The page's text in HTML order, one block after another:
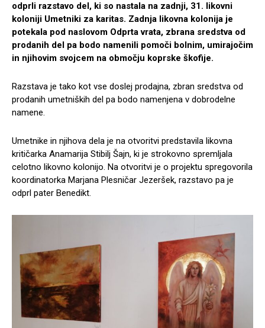
odprli razstavo del, ki so nastala na zadnji, 31. likovni
koloniji Umetniki za karitas. Zadnja likovna kolonija je
potekala pod naslovom Odprta vrata, zbrana sredstva od
prodanih del pa bodo namenili pomoči bolnim, umirajočim
in njihovim svojcem na območju koprske škofije.
Razstava je tako kot vse doslej prodajna, zbran sredstva od
prodanih umetniških del pa bodo namenjena v dobrodelne
namene.
Umetnike in njihova dela je na otvoritvi predstavila likovna
kritičarka Anamarija Stibilj Šajn, ki je strokovno spremljala
celotno likovno kolonijo. Na otvoritvi je o projektu spregovorila
koordinatorka Marjana Plesničar Jezeršek, razstavo pa je
odprl pater Benedikt.